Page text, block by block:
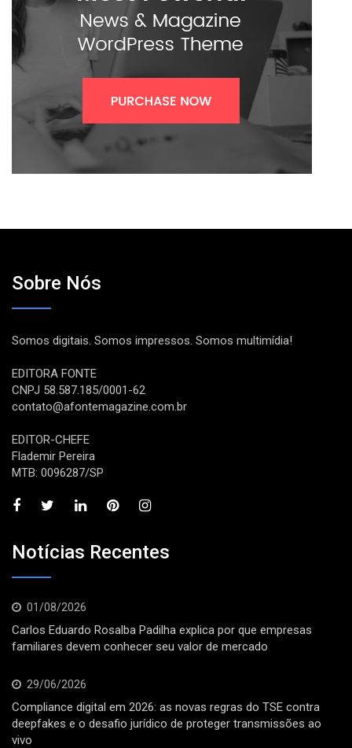
Sobre Nós
Somos digitais. Somos impressos. Somos multimídia!
EDITORA FONTE
CNPJ 58.587.185/0001-62
contato@afontemagazine.com.br
EDITOR-CHEFE
Flademir Pereira
MTB: 0096287/SP
Notícias Recentes
01/08/2026
Carlos Eduardo Rosalba Padilha explica por que empresas
familiares devem conhecer seu valor de mercado
29/06/2026
Compliance digital em 2026: as novas regras do TSE contra
deepfakes e o desafio jurídico de proteger transmissões ao
vivo